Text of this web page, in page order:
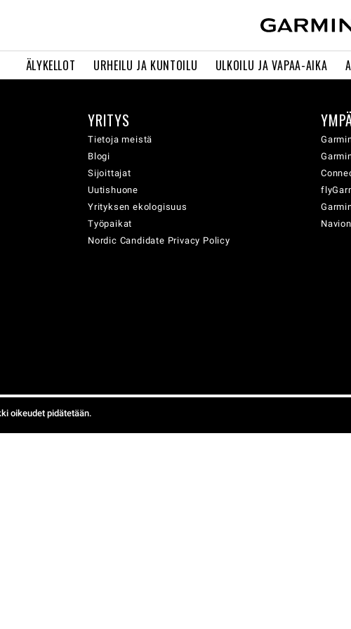
ÄLYKELLOT URHEILU JA KUNTOILU ULKOILU JA VAPAA-AIKA
YRITYS
Tietoja meistä
Blogi
Sijoittajat
Uutishuone
Yrityksen ekologisuus
Työpaikat
Nordic Candidate Privacy Policy
oikeudet pidätetään.